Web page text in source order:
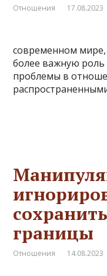
Отношения 17.08.2023
современном мире,
более важную
проблемы в
границы
Отношения 14.08.2023